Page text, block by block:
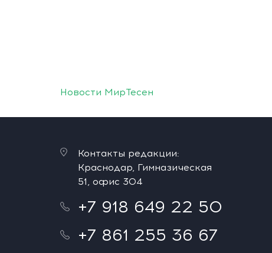
Новости МирТесен
Контакты редакции:
Краснодар, Гимназическая
51, офис 304
+7 918 649 22 50
+7 861 255 36 67